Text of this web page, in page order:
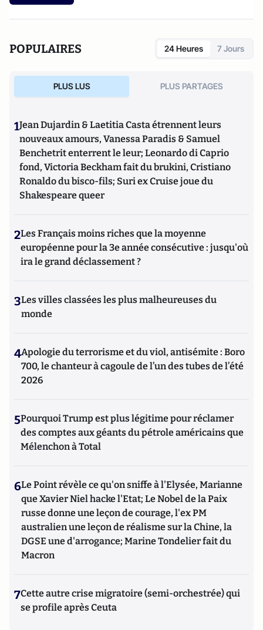
POPULAIRES 24 Heures 7 Jours
PLUS LUS PLUS PARTAGES
1Jean Dujardin & Laetitia Casta étrennent leurs
nouveaux amours, Vanessa Paradis & Samuel
Benchetrit enterrent le leur; Leonardo di Caprio
fond, Victoria Beckham fait du brukini, Cristiano
Ronaldo du bisco-fils; Suri ex Cruise joue du
Shakespeare queer
2Les Français moins riches que la moyenne
européenne pour la 3e année consécutive : jusqu'où
ira le grand déclassement ?
3Les villes classées les plus malheureuses du
monde
4Apologie du terrorisme et du viol, antisémite : Boro
700, le chanteur à cagoule de l’un des tubes de l’été
2026
5Pourquoi Trump est plus légitime pour réclamer
des comptes aux géants du pétrole américains que
Mélenchon à Total
6Le Point révèle ce qu'on sniffe à l'Elysée, Marianne
que Xavier Niel hacke l'Etat; Le Nobel de la Paix
russe donne une leçon de courage, l'ex PM
australien une leçon de réalisme sur la Chine, la
DGSE une d'arrogance; Marine Tondelier fait du
Macron
7Cette autre crise migratoire (semi-orchestrée) qui
se profile après Ceuta